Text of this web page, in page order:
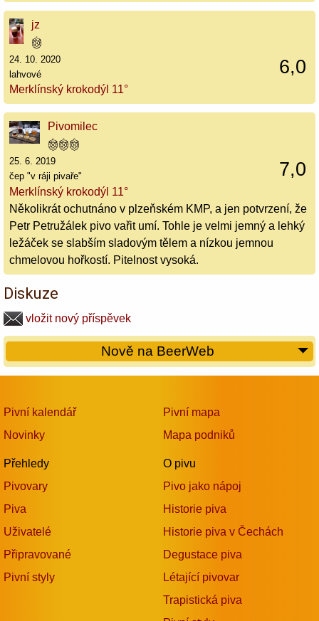
jz
6,0
24. 10. 2020
lahvové
Merklínský krokodýl 11°
Pivomilec
7,0
25. 6. 2019
čep "v ráji pivaře"
Merklínský krokodýl 11°
Několikrát ochutnáno v plzeňském KMP, a jen potvrzení, že
Petr Petružálek pivo vařit umí. Tohle je velmi jemný a lehký
ležáček se slabším sladovým tělem a nízkou jemnou
chmelovou hořkostí. Pitelnost vysoká.
Diskuze
vložit nový příspěvek
Nově na BeerWeb
Pivní kalendář
Novinky
Přehledy
Pivovary
Piva
Uživatelé
Připravované
Pivní styly
Pivní mapa
Mapa podniků
O pivu
Pivo jako nápoj
Historie piva
Historie piva v Čechách
Degustace piva
Létající pivovar
Trapistická piva